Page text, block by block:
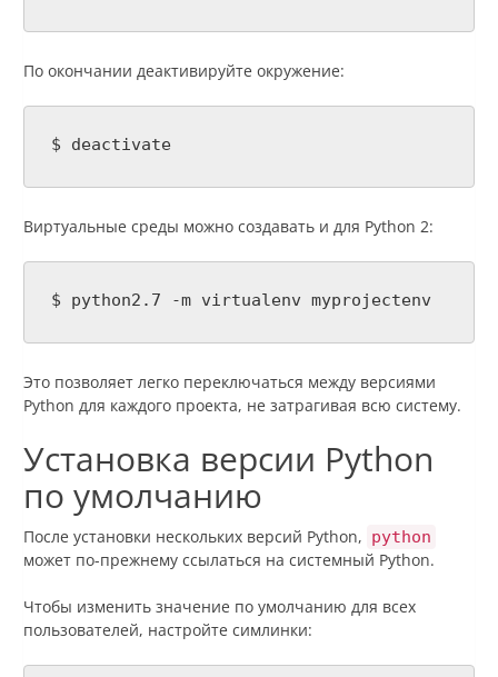
По окончании деактивируйте окружение:
$ deactivate
Виртуальные среды можно создавать и для Python 2:
$ python2.7 -m virtualenv myprojectenv
Это позволяет легко переключаться между версиями
Python для каждого проекта, не затрагивая всю систему.
Установка версии Python
по умолчанию
После установки нескольких версий Python, python
может по-прежнему ссылаться на системный Python.
Чтобы изменить значение по умолчанию для всех
пользователей, настройте симлинки: